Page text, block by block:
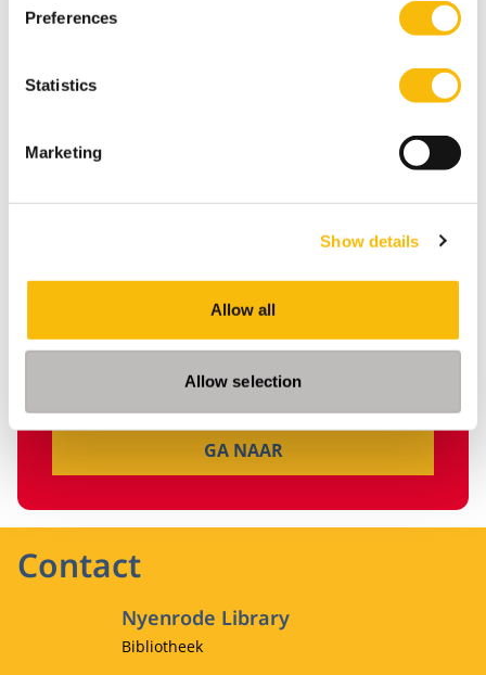
Preferences
Statistics
Marketing
Show details
Allow all
Allow selection
Off-campus toegang
GA NAAR
Contact
Nyenrode Library
Functietitel
Bibliotheek